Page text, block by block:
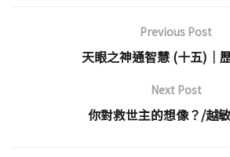
Previous Post
天眼之神通智慧 (十五)│
Next Post
你對救世主的想像？/越